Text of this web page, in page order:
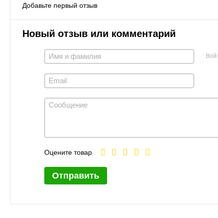
Добавьте первый отзыв
Новый отзыв или комментарий
Оцените товар
Отправить